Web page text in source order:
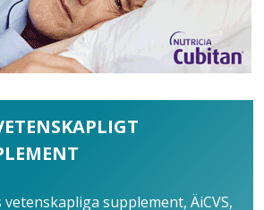
supplement, ÄiCVS,